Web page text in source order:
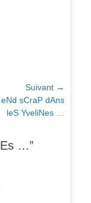
Suivant →
sCraP dAns
leS YveliNes …
…”